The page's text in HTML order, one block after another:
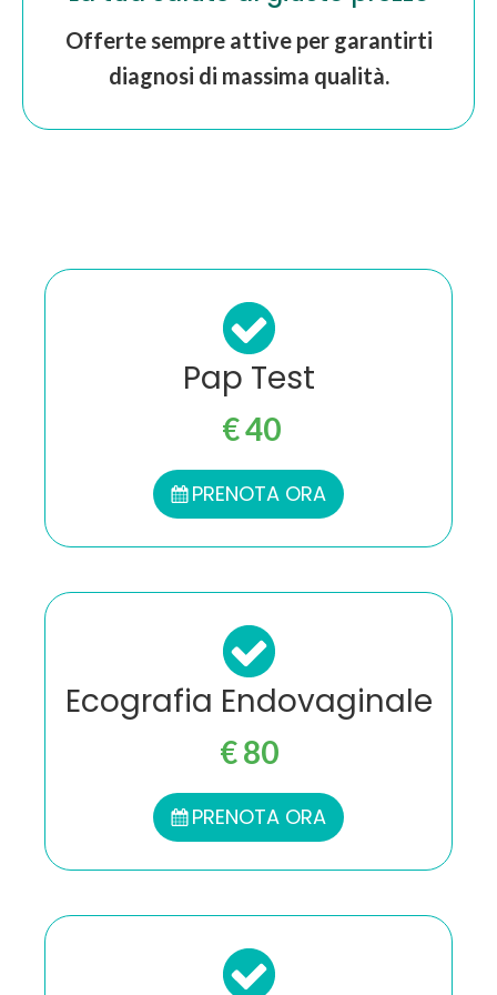
Offerte sempre attive per garantirti
diagnosi di massima qualità.
Pap Test
€ 40
PRENOTA ORA
Ecografia Endovaginale
€ 80
PRENOTA ORA